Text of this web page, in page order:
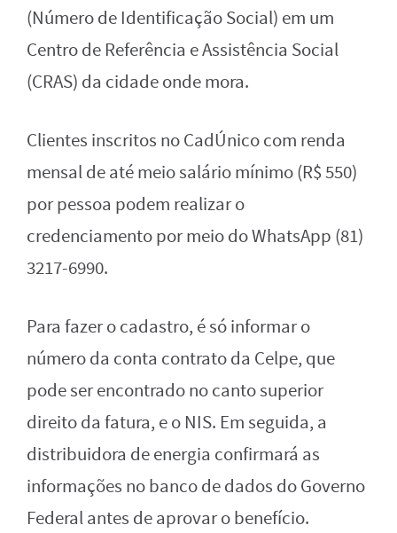
(Número de Identificação Social) em um
Centro de Referência e Assistência Social
(CRAS) da cidade onde mora.
Clientes inscritos no CadÚnico com renda
mensal de até meio salário mínimo (R$ 550)
por pessoa podem realizar o
credenciamento por meio do WhatsApp (81)
3217-6990.
Para fazer o cadastro, é só informar o
número da conta contrato da Celpe, que
pode ser encontrado no canto superior
direito da fatura, e o NIS. Em seguida, a
distribuidora de energia confirmará as
informações no banco de dados do Governo
Federal antes de aprovar o benefício.